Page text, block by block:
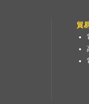
貿